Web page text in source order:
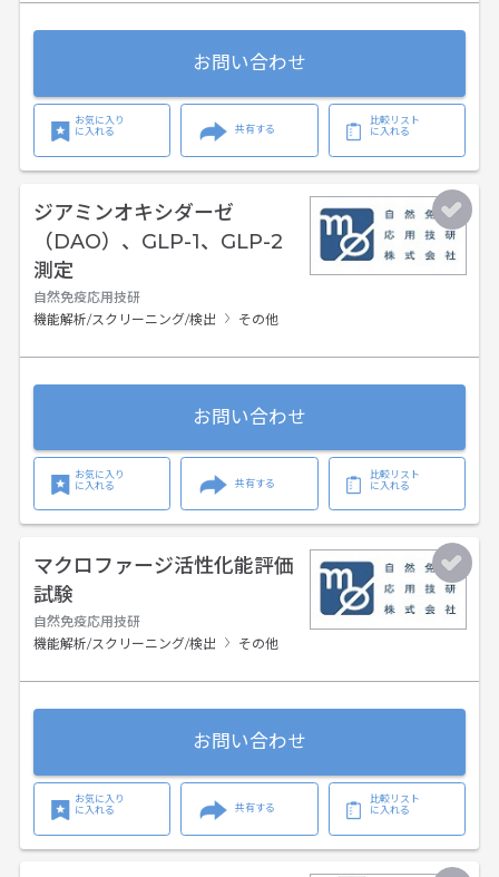
お問い合わせ
お気に入り
に入れる
共有する
比較リスト
に入れる
ジアミンオキシダーゼ
（DAO）、GLP-1、GLP-2
測定
自然免疫応用技研
機能解析/スクリーニング/検出
その他
お問い合わせ
お気に入り
に入れる
共有する
比較リスト
に入れる
マクロファージ活性化能評価
試験
自然免疫応用技研
機能解析/スクリーニング/検出
その他
お問い合わせ
お気に入り
に入れる
共有する
比較リスト
に入れる